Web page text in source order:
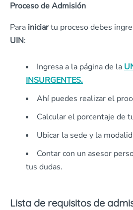
Proceso de Admisión
Para iniciartu proceso debes
UIN:
Ingresa a la página de la
INSURGENTES.
Ahí puedes realizar el
Calcular el porcentaje de
Ubicar la sede y la
Contar con un asesor
tus dudas.
Lista de requisitos de